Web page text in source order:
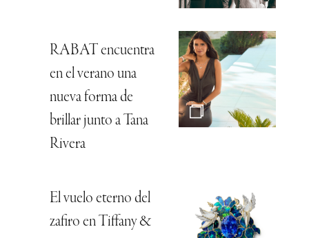
RABAT encuentra
en el verano una
nueva forma de
brillar junto a Tana
Rivera
El vuelo eterno del
zafiro en Tiffany &